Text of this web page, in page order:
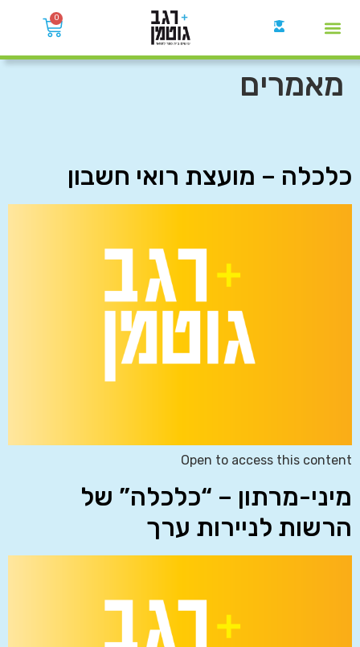
0
מאמרים
כלכלה – מועצת רואי חשבון
Open to access this content
מיני-מרתון – “כלכלה” של
הרשות לניירות ערך